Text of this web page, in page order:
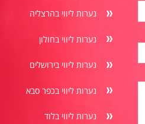
נערות ליווי בהרצליה
נערות ליווי בחולון
נערות ליווי בירושלים
נערות ליווי בכפר סבא
נערות ליווי בלוד